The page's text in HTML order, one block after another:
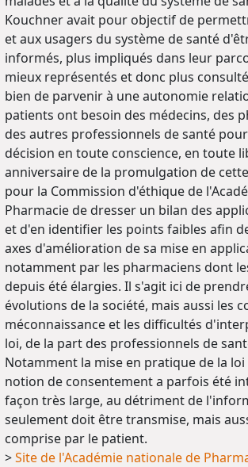
Kouchner avait pour objectif de
et aux usagers du système de santé
informés, plus impliqués dans leur
mieux représentés et donc plus
bien de parvenir à une autonomie
patients ont besoin des médecins, des
des autres professionnels de santé
décision en toute conscience, en toute
anniversaire de la promulgation de
pour la Commission d'éthique de
Pharmacie de dresser un bilan des
et d'en identifier les points faibles afin
axes d'amélioration de sa mise en
notamment par les pharmaciens dont
depuis été élargies. Il s'agit ici de
évolutions de la société, mais aussi les
méconnaissance et les difficultés
loi, de la part des professionnels de
Notamment la mise en pratique de la
notion de consentement a parfois été
façon très large, au détriment de
seulement doit être transmise, mais
comprise par le patient.
>Site de l'Académie nationale de